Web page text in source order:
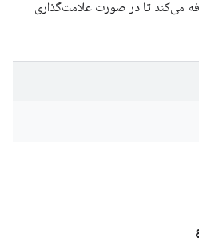
می‌کند تا در صورت علامت‌گذاری